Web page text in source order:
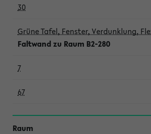
30
Grüne Tafel, Fenster, Verdunklung,
Faltwand zu Raum B2-280
7
67